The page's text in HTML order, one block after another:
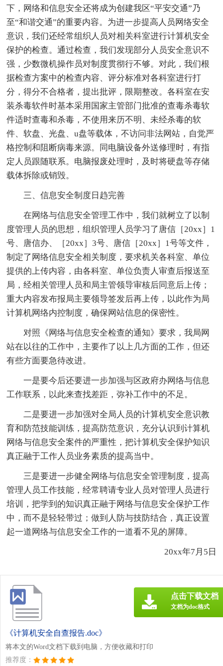
下，网络和信息安全还将成为创建我区“平安交通”乃
至“和谐交通”的重要内容。为进一步提高人员网络安全
意识，我们还经常组织人员对相关科室进行计算机安全
保护的检查。通过检查，我们发现部分人员安全意识不
强，少数微机操作员对制度贯彻行不够。对此，我们根
据检查方案中的检查内容、评分标准对各科室进行打
分，得分不合格者，提出批评，限期整改。各科室在安
装杀毒软件时基本采用国家主管部门批准的查毒杀毒软
件适时查毒和杀毒，不使用来历不明、未经杀毒的软
件、软盘、光盘、u盘等载体，不访问非法网站，自觉严
格控制和阻断病毒来源。同电脑设备外送修理时，有指
定人员跟随联系。电脑报废处理时，及时将硬盘等存储
载体拆除或销毁。
三、信息安全制度日趋完善
在网络与信息安全管理工作中，我们就树立了以制
度管理人员的思想，组织管理人员学习了唐信［20xx］1
号、唐信办、［20xx］3号、唐信［20xx］1号等文件，
制定了网络信息安全相关制度，要求机关各科室、单位
提供的上传内容，由各科室、单位负责人审查后报送至
局，经相关管理人员和局主管领导审核后同意后上传；
重大内容发布报局主要领导签发后再上传，以此作为局
计算机网络内控制度，确保网站信息的保密性。
对照《网络与信息安全检查的通知》要求，我局网
站在以往的工作中，主要作了以上几方面的工作，但还
有些方面要急待改进。
一是要今后还要进一步加强与区政府办网络与信息
工作联系，以此来查找差距，弥补工作中的不足。
二是要进一步加强对全局人员的计算机安全意识教
育和防范技能训练，提高防范意识，充分认识到计算机
网络与信息安全案件的严重性，把计算机安全保护知识
真正融于工作人员业务素质的提高当中。
三是要进一步健全网络与信息安全管理制度，提高
管理人员工作技能，经常聘请专业人员对管理人员进行
培训，把学到的知识真正融于网络与信息安全保护工作
中，而不是轻轻带过；做到人防与技防结合，真正设置
起一道网络与信息安全工作的一道看不见的屏障。
20xx年7月5日
《计算机安全自查报告.doc》
将本文的Word文档下载到电脑，方便收藏和打印
推荐度：
点击下载文档
文档为doc格式